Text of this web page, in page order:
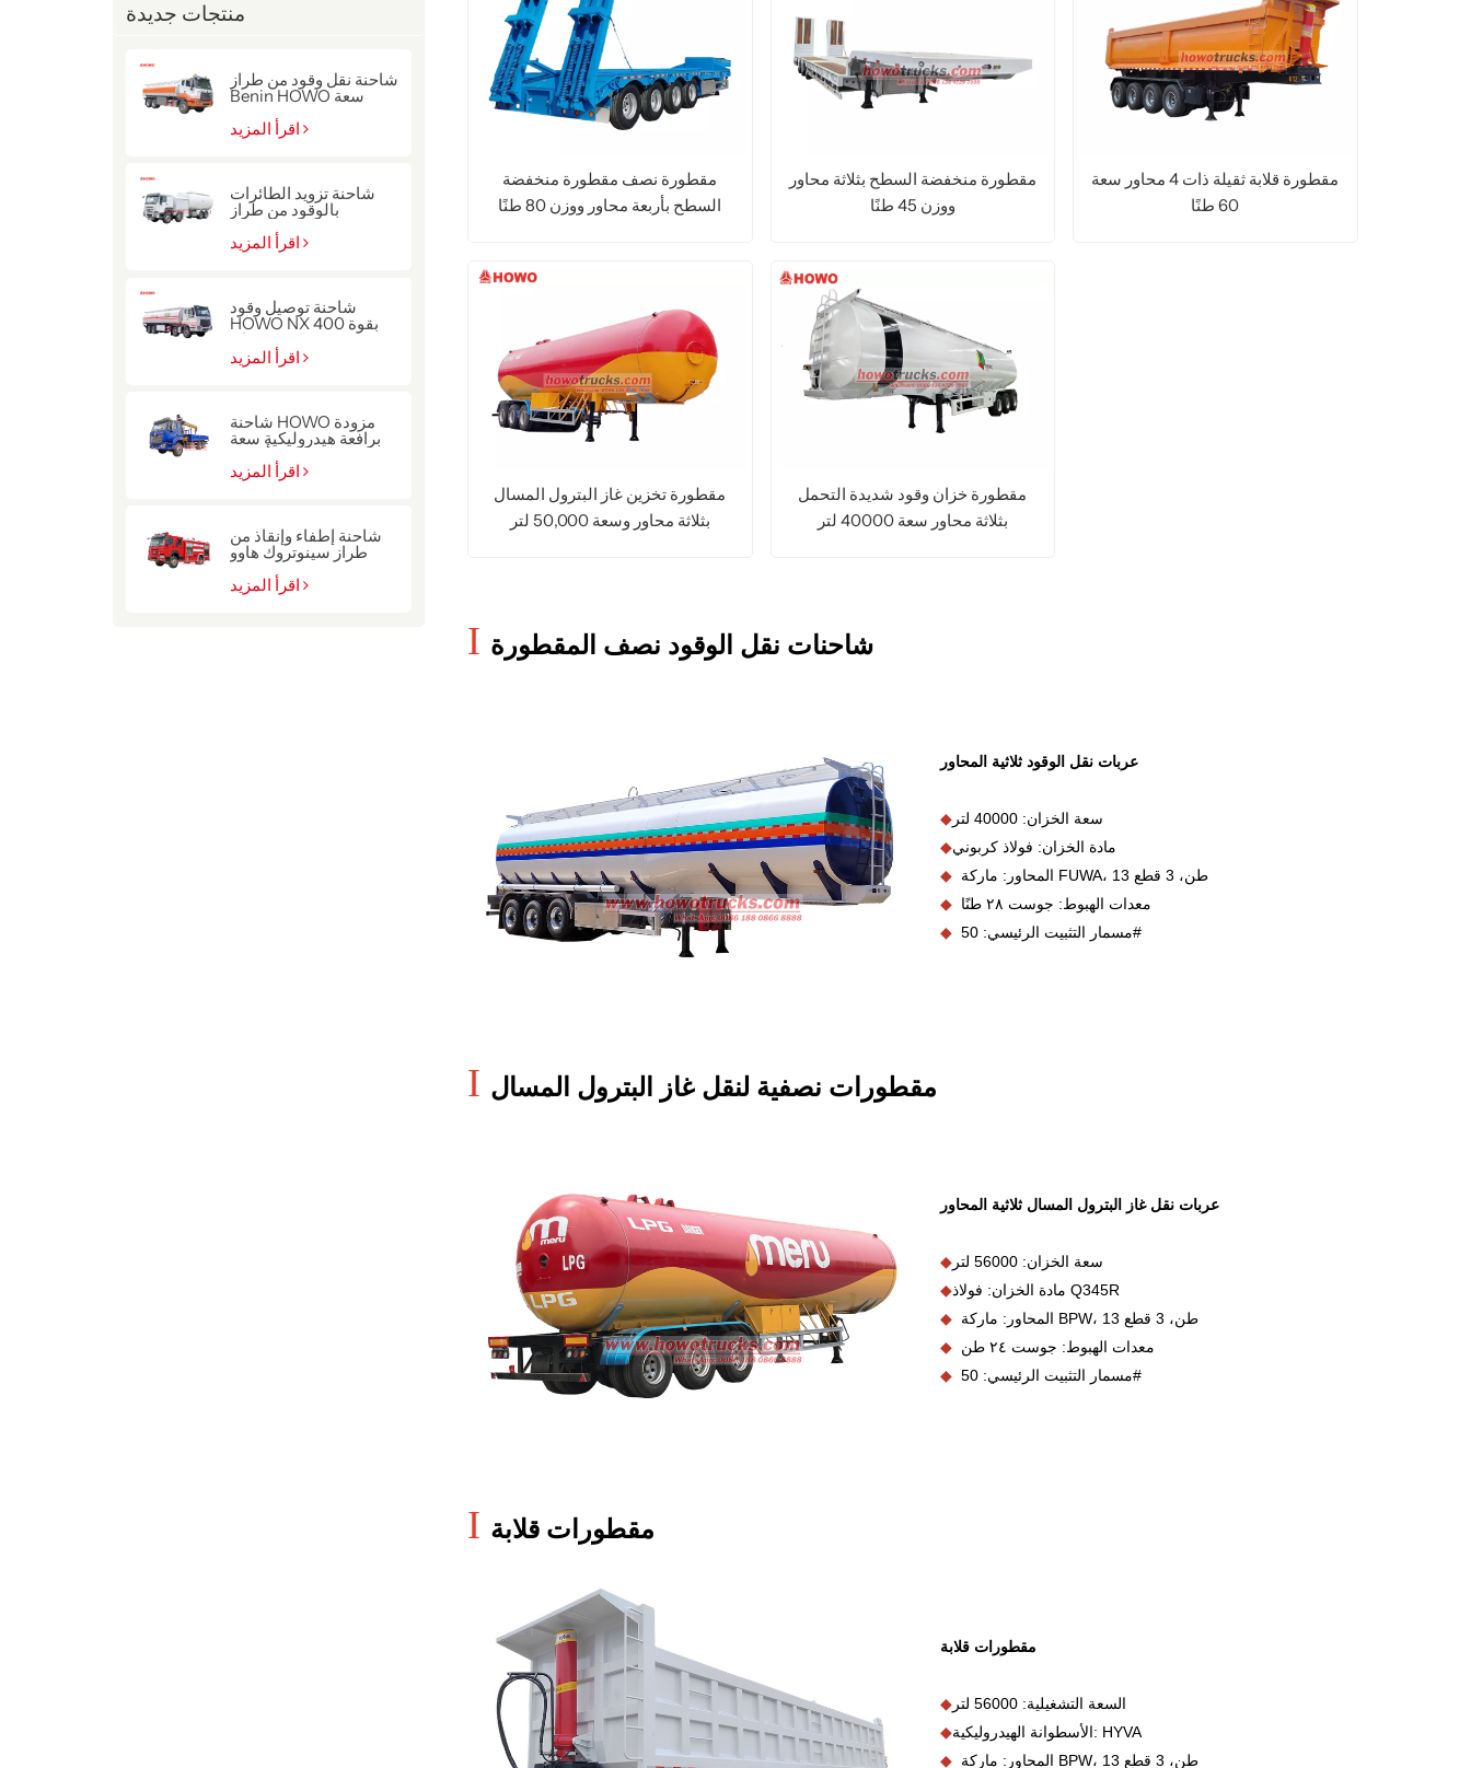
منتجات جديدة
شاحنة نقل وقود من طراز
Benin HOWO سعة
اقرأ المزيد
شاحنة تزويد الطائرات
بالوقود من طراز
سينوتروك هوو ذات الدفع
8x4
اقرأ المزيد
شاحنة توصيل وقود
HOWO NX بقوة 400
حصان
اقرأ المزيد
شاحنة HOWO مزودة
برافعة هيدروليكية سعة
اقرأ المزيد
شاحنة إطفاء وإنقاذ من
طراز سينوتروك هاوو
للشرطة
اقرأ المزيد
مقطورة نصف مقطورة منخفضة
السطح بأربعة محاور ووزن 80 طنًا
مقطورة منخفضة السطح بثلاثة محاور
ووزن 45 طنًا
مقطورة قلابة ثقيلة ذات 4 محاور سعة
60 طنًا
مقطورة تخزين غاز البترول المسال
بثلاثة محاور وسعة 50,000 لتر
مقطورة خزان وقود شديدة التحمل
بثلاثة محاور سعة 40000 لتر
I شاحنات نقل الوقود نصف المقطورة
عربات نقل الوقود ثلاثية المحاور
◆
سعة الخزان: 40000 لتر
◆مادة الخزان: فولاذ كربوني
◆
المحاور: ماركة FUWA، 13 طن، 3 قطع
◆
معدات الهبوط: جوست ٢٨ طنًا
◆
مسمار التثبيت الرئيسي: 50#
I مقطورات نصفية لنقل غاز البترول المسال
عربات نقل غاز البترول المسال ثلاثية المحاور
◆
سعة الخزان: 56000 لتر
◆
مادة الخزان: فولاذ Q345R
◆
المحاور: ماركة BPW، 13 طن، 3 قطع
◆
معدات الهبوط: جوست ٢٤ طن
◆
مسمار التثبيت الرئيسي: 50#
I مقطورات قلابة
مقطورات قلابة
◆
السعة التشغيلية: 56000 لتر
◆
الأسطوانة الهيدروليكية: HYVA
◆
المحاور: ماركة BPW، 13 طن، 3 قطع